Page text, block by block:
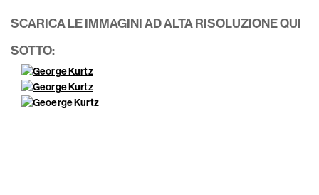
SCARICA LE IMMAGINI AD ALTA RISOLUZIONE QUI
SOTTO: